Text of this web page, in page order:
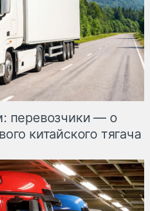
перевозчики — о
китайского тягача